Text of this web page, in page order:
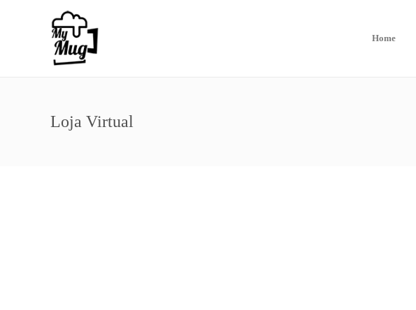
Home
Loja Virtual